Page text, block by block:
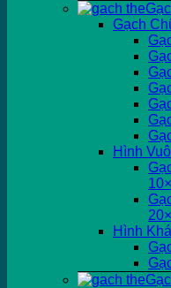
Gạch
Hình
Hình